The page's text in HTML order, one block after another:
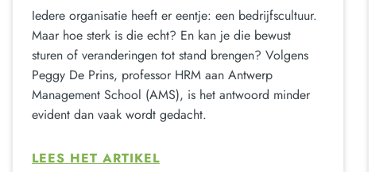
Iedere organisatie heeft er eentje: een bedrijfscultuur.
Maar hoe sterk is die echt? En kan je die bewust
sturen of veranderingen tot stand brengen? Volgens
Peggy De Prins, professor HRM aan Antwerp
Management School (AMS), is het antwoord minder
evident dan vaak wordt gedacht.
LEES HET ARTIKEL